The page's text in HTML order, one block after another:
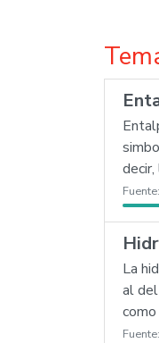
Fuente:
La
al
Fuente: